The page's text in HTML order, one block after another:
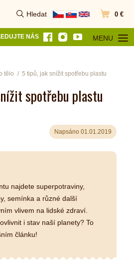
Hledat
Vyhledat Přejít do
0 €
NÁS MENU
OTEVŘÍT
tělo 5 tipů, jak snížit spotřebu plastu
spotřebu plastu
Napsáno 01.01.2019
najdete superpotraviny,
semínka a různé další
vlivem na lidské zdraví.
i stav naší planety? To
článku!